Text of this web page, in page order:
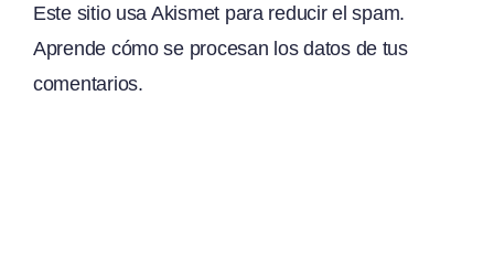
Este sitio usa Akismet para reducir el spam.
Aprende cómo se procesan los datos de tus
comentarios.